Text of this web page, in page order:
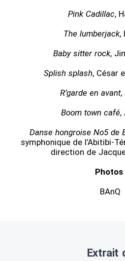
Pink Cadillac,
The lumberjack,
Baby sitter rock,
Splish splash, César
R’garde en avant,
Boom town café,
Danse hongroise No5 de
symphonique de l’Abitibi-
direction de
Photos
BAnQ
Extrait